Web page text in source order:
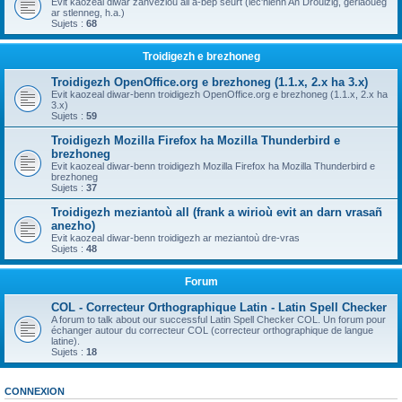
ar stlenneg, h.a.)
Sujets : 68
Troidigezh e brezhoneg
Troidigezh OpenOffice.org e brezhoneg (1.1.x, 2.x ha 3.x)
Evit kaozeal diwar-benn troidigezh OpenOffice.org e brezhoneg (1.1.x, 2.x ha
3.x)
Sujets : 59
Troidigezh Mozilla Firefox ha Mozilla Thunderbird e
brezhoneg
Evit kaozeal diwar-benn troidigezh Mozilla Firefox ha Mozilla Thunderbird e
brezhoneg
Sujets : 37
Troidigezh meziantoù all (frank a wirioù evit an darn vrasañ
anezho)
Evit kaozeal diwar-benn troidigezh ar meziantoù dre-vras
Sujets : 48
Forum
COL - Correcteur Orthographique Latin - Latin Spell Checker
A forum to talk about our successful Latin Spell Checker COL. Un forum pour
échanger autour du correcteur COL (correcteur orthographique de langue
latine).
Sujets : 18
CONNEXION